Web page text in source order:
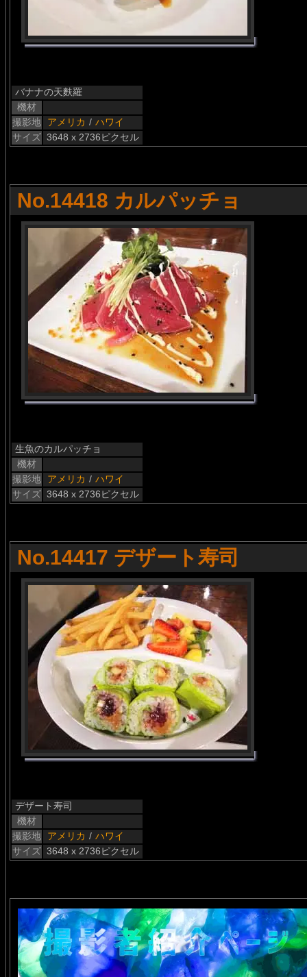
バナナの天麩羅
機材
撮影地
アメリカ / ハワイ
サイズ 3648 x 2736ピクセル
No.14418 カルパッチョ
生魚のカルパッチョ
機材
撮影地
アメリカ / ハワイ
サイズ 3648 x 2736ピクセル
No.14417 デザート寿司
デザート寿司
機材
撮影地
アメリカ / ハワイ
サイズ 3648 x 2736ピクセル